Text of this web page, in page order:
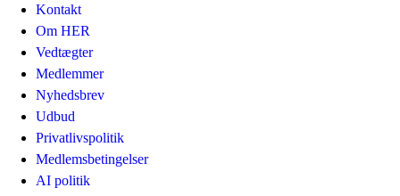
Kontakt
Om HER
Vedtægter
Medlemmer
Nyhedsbrev
Udbud
Privatlivspolitik
Medlemsbetingelser
AI politik